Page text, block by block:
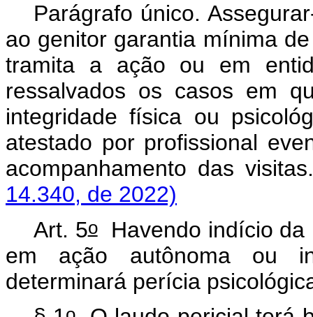
Parágrafo único.
ao genitor garantia mínima
tramita a ação ou em
ressalvados os casos em
integridade física ou
atestado por profissional
acompanhamento das
14.340, de 2022)
Art. 5oHavendo indício da
em ação autônoma ou
determinará perícia